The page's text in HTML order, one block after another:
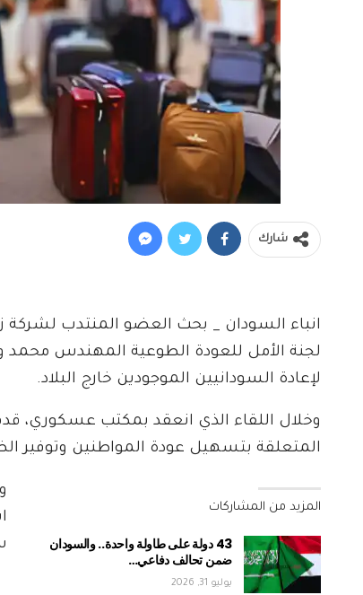
شارك
انباء السودان _ بحث العضو المنتدب لشركة
لجنة الأمل للعودة الطوعية المهندس محمد
لإعادة السودانيين الموجودين خارج البلاد.
وخلال اللقاء الذي انعقد بمكتب عسكوري،
المتعلقة بتسهيل عودة المواطنين وتوفير
المزيد من المشاركات
43 دولة على طاولة واحدة.. والسودان
ضمن تحالف دفاعي…
يوليو 31, 2026